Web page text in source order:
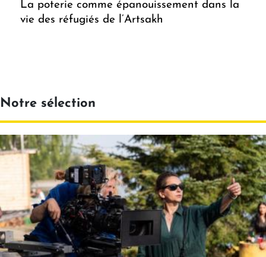
La poterie comme épanouissement dans la
vie des réfugiés de l’Artsakh
Notre sélection